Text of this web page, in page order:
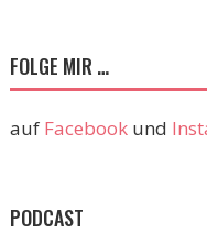
FOLGE MIR …
auf Facebookund
PODCAST